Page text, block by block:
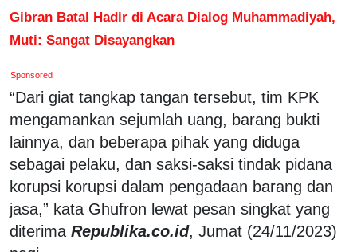
Gibran Batal Hadir di Acara Dialog Muhammadiyah,
Muti: Sangat Disayangkan
Sponsored
“Dari giat tangkap tangan tersebut, tim KPK
mengamankan sejumlah uang, barang bukti
lainnya, dan beberapa pihak yang diduga
sebagai pelaku, dan saksi-saksi tindak pidana
korupsi korupsi dalam pengadaan barang dan
jasa,” kata Ghufron lewat pesan singkat yang
diterima Republika.co.id, Jumat (24/11/2023)